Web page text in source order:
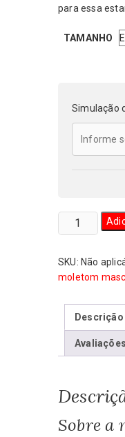
para essa
TAMANHO
Simulação
Blusa
de
Masculina
Che
SKU: Não
moletom
Descrição
Sobre a